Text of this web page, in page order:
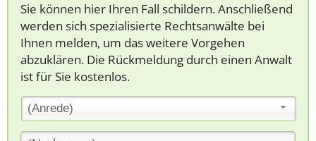
Sie können hier Ihren Fall schildern. Anschließend
werden sich spezialisierte Rechtsanwälte bei
Ihnen melden, um das weitere Vorgehen
abzuklären. Die Rückmeldung durch einen Anwalt
ist für Sie kostenlos.
(Anrede)